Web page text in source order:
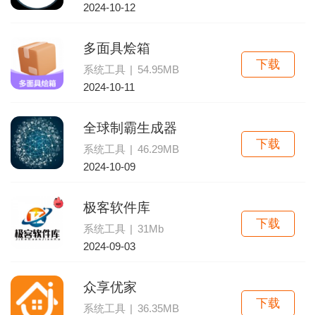
2024-10-12
多面具烩箱
系统工具 | 54.95MB
2024-10-11
下载
全球制霸生成器
系统工具 | 46.29MB
2024-10-09
下载
极客软件库
系统工具 | 31Mb
2024-09-03
下载
众享优家
系统工具 | 36.35MB
下载